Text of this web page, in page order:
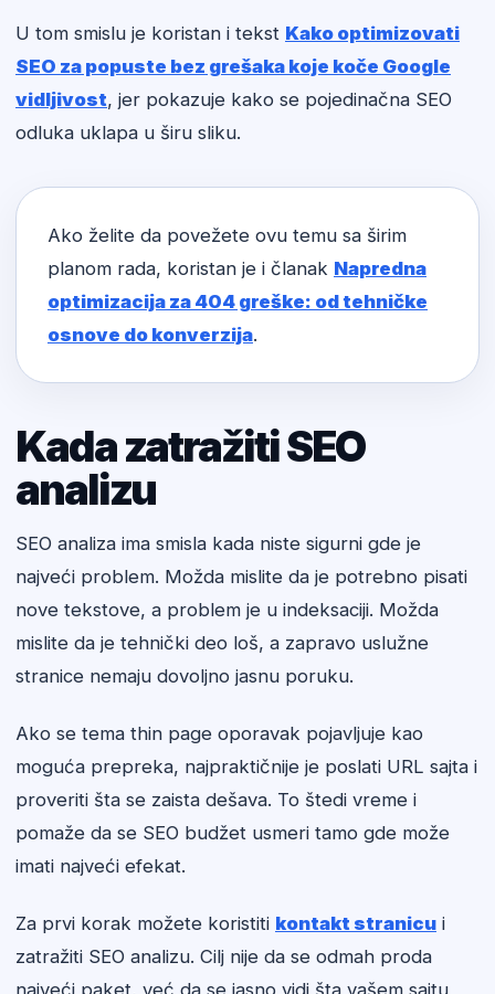
U tom smislu je koristan i tekst Kako optimizovati
SEO za popuste bez grešaka koje koče Google
vidljivost, jer pokazuje kako se pojedinačna SEO
odluka uklapa u širu sliku.
Ako želite da povežete ovu temu sa širim
planom rada, koristan je i članak Napredna
optimizacija za 404 greške: od tehničke
osnove do konverzija.
Kada zatražiti SEO
analizu
SEO analiza ima smisla kada niste sigurni gde je
najveći problem. Možda mislite da je potrebno pisati
nove tekstove, a problem je u indeksaciji. Možda
mislite da je tehnički deo loš, a zapravo uslužne
stranice nemaju dovoljno jasnu poruku.
Ako se tema thin page oporavak pojavljuje kao
moguća prepreka, najpraktičnije je poslati URL sajta i
proveriti šta se zaista dešava. To štedi vreme i
pomaže da se SEO budžet usmeri tamo gde može
imati najveći efekat.
Za prvi korak možete koristiti kontakt stranicu i
zatražiti SEO analizu. Cilj nije da se odmah proda